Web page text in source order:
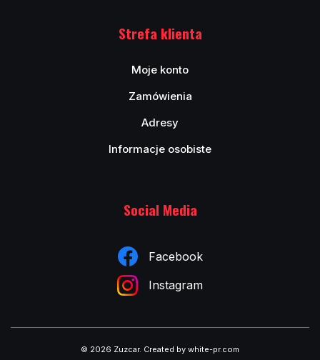
Strefa klienta
Moje konto
Zamówienia
Adresy
Informacje osobiste
Social Media
Facebook
Instagram
© 2026 Zuzcar. Created by white-pr.com